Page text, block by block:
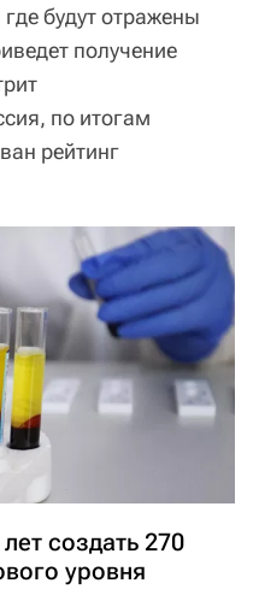
будут отражены
получение
по итогам
рейтинг
создать 270
уровня